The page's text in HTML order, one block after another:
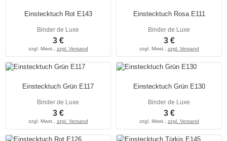
Einstecktuch Rot E143
Binder de Luxe
3 €
zzgl. Mwst., zzgl. Versand
Einstecktuch Rosa E111
Binder de Luxe
3 €
zzgl. Mwst., zzgl. Versand
Einstecktuch Grün E117
Binder de Luxe
3 €
zzgl. Mwst., zzgl. Versand
Einstecktuch Grün E130
Binder de Luxe
3 €
zzgl. Mwst., zzgl. Versand